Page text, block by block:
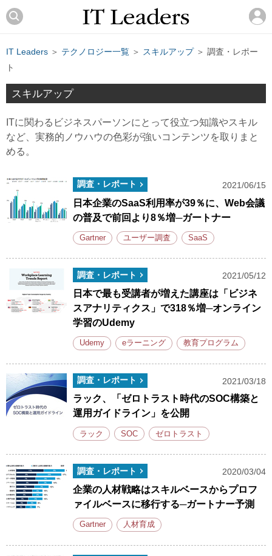
IT Leaders ＞ テクノロジー一覧 ＞ スキルアップ＞ 調査・レポー
ト
スキルアップ
ITに関わるビジネスパーソンにとって役立つ知識やスキル
など、実務的ノウハウの色彩が強いコンテンツを取りまと
める。
調査・レポート 2021/06/15
日本企業のSaaS利用率が39％に、Web会議
の普及で前回より8％増─ガートナー
Gartner ユーザー調査 SaaS
調査・レポート 2021/05/12
日本で最も受講者が増えた講座は「ビジネ
スアナリティクス」で318％増─オンライン
学習のUdemy
Udemy eラーニング 教育プログラム
調査・レポート 2021/03/18
ラック、「ゼロトラスト時代のSOC構築と
運用ガイドライン」を公開
ラック SOC ゼロトラスト
調査・レポート 2020/03/04
企業の人材戦略はスキルベースからプロフ
ァイルベースに移行する─ガートナー予測
Gartner 人材育成